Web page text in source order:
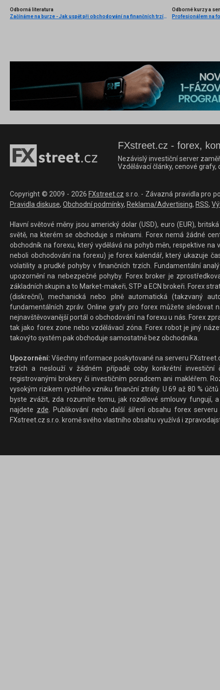
Odborná literatura
Začínáme na burze - Jak uspět při obchodování na finančních trzích (1. vydání)
Odborné kurzy a
FXstreet.cz - forex,
Nezávislý investiční server
Vzdělávací články, cenové
Copyright © 2009 - 2026 FXstreet.cz s.r.o. - Závazná pravidla pro
Pravidla diskuse, Obchodní podmínky, Reklama/Advertising, RSS,
Hlavní světové měny jsou americký dolar (USD), euro (EUR),
světě, na kterém se obchoduje s měnami. Forex nemá žádné
obchodník na forexu, který vydělává na pohyb měn, respektive
neboli obchodování na forexu) je forex kalendář, který ukazuje
volatility a prudké pohyby v finančních trzích. Fundamentální
upozornění na nebezpečné pohyby. Forex broker je
základních skupin a to Market-makeři, STP a ECN brokeři. Forex
(diskreční), mechanická nebo plně automatická (takzvaný
fundamentálních zpráv. Online grafy pro forex můžete sledovat
nejnavštěvovanější portál o obchodování na forexu u nás. Forex
tak jako forex zone nebo vzdělávací zóna. Forex robot je jiný
takovýto systém pak obchoduje samostatně bez obchodníka.
Upozornění: Všechny informace poskytované na serveru
trzích a neslouží v žádném případě coby konkrétní investiční
registrovanými brokery či investičním poradcem ani makléřem.
vysokým rizikem rychlého vzniku finanční ztráty. U 69 až 80 %
byste zvážit, zda rozumíte tomu, jak rozdílové smlouvy fungují,
najdete zde. Publikování nebo další šíření obsahu forex
FXstreet.cz s.r.o. kromě svého vlastního obsahu využívá i